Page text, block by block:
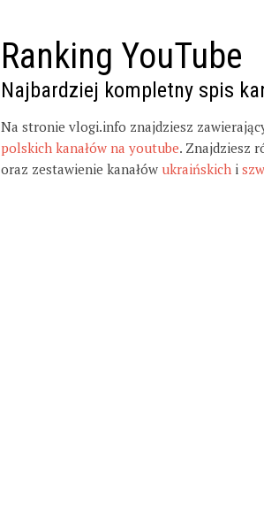
Ranking YouTube
Najbardziej kompletny spis
Na stronie vlogi.info znajdziesz
polskich kanałów na youtube. Znajdziesz
oraz zestawienie kanałów ukraińskich i